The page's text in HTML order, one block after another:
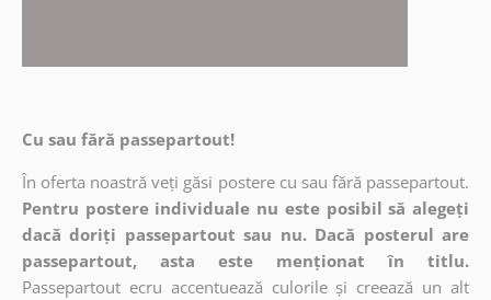
Cu sau fără passepartout!
În oferta noastră veți găsi postere cu sau fără passepartout.
Pentru postere individuale nu este posibil să alegeți
dacă doriți passepartout sau nu. Dacă posterul are
passepartout, asta este menționat în titlu.
Passepartout ecru accentuează culorile și creează un alt